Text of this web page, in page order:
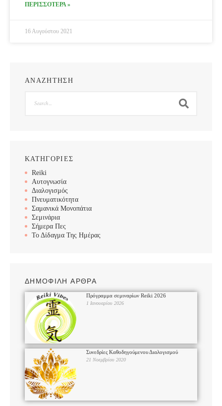
ΠΕΡΙΣΣΟΤΕΡΑ »
16 Αυγούστου 2021
ΑΝΑΖΗΤΗΣΗ
ΚΑΤΗΓΟΡΙΕΣ
Reiki
Αυτογνωσία
Διαλογισμός
Πνευματικότητα
Σαμανικά Μονοπάτια
Σεμινάρια
Σήμερα Πες
Το Δίδαγμα Της Ημέρας
ΔΗΜΟΦΙΛΗ ΑΡΘΡΑ
Πρόγραμμα σεμιναρίων Reiki 2026
1 Ιανουαρίου 2026
Συνεδρίες Καθοδηγούμενου Διαλογισμού
21 Νοεμβρίου 2020